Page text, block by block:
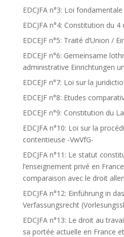
EDCJFA n°3: Loi fondamentale
EDCJFA n°4: Constitution du
EDCEJF n°5: Traité d’Union /
EDCEJF n°6: Gemeinsame
administrative Einrichtungen
EDCEJF n°7: Loi sur la
EDCEJF n°8: Etudes
EDCEJF n°9: Constitution du
EDCJFA n°10: Loi sur la
contentieuse -VwVfG-
EDCJFA n°11: Le statut
l’enseignement privé en
comparaison avec le droit
EDCJFA n°12: Einführung in
Verfassungsrecht
EDCJFA n°13: Le droit au
sa portée actuelle en France